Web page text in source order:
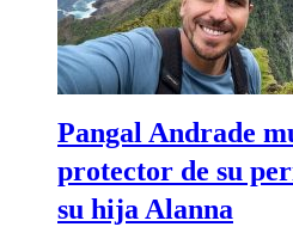
Pangal Andrade
protector de su
su hija Alanna